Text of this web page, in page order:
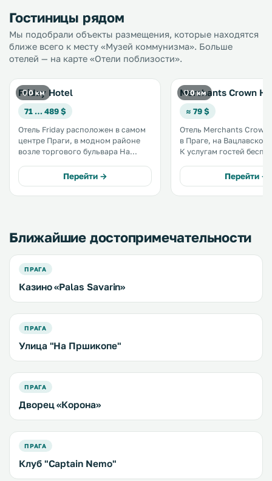
Гостиницы рядом
Мы подобрали объекты размещения, которые находятся
ближе всего к месту «Музей коммунизма». Больше
отелей — на карте «Отели поблизости».
0 км
Friday Hotel
71 … 489 $
Отель Friday расположен в самом
центре Праги, в модном районе
возле торгового бульвара На
Вацлавской площади и в 400
метрах от Староместской
площади с пражскими курантами.
Перейти →
0 км
Merchants Crown
≈ 79 $
Отель Merchants Crown
в Праге, на
К услугам гостей
числе удобств номеров
кондиционер и
оборудованная кухня. .
Перейти →
Ближайшие достопримечательности
ПРАГА
Казино «Palas Savarin»
ПРАГА
Улица "На Пршикопе"
ПРАГА
Дворец «Корона»
ПРАГА
Клуб "Captain Nemo"